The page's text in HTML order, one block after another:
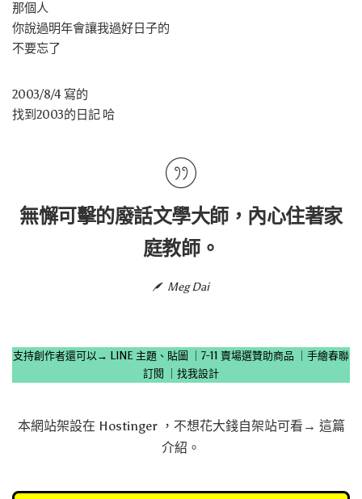
那個人
你說過明年會讓我過好日子的
不要忘了
2003/8/4 寫的
找到2003的日記 哈
無懈可擊的廢話文學大師，內心住著家
庭教師。
Meg Dai
支持創作者還可以→ LINE 主題、貼圖 7-11 賣場選贊助商品
手繪春聯
訂閱
找我設計
本網站架設在 Hostinger，不想花大錢自架站可看→ 這篇
介紹 。